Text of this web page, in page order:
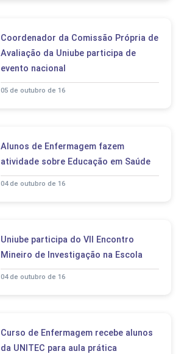
Coordenador da Comissão Própria de
Avaliação da Uniube participa de
evento nacional
05 de outubro de 16
Alunos de Enfermagem fazem
atividade sobre Educação em Saúde
04 de outubro de 16
Uniube participa do VII Encontro
Mineiro de Investigação na Escola
04 de outubro de 16
Curso de Enfermagem recebe alunos
da UNITEC para aula prática